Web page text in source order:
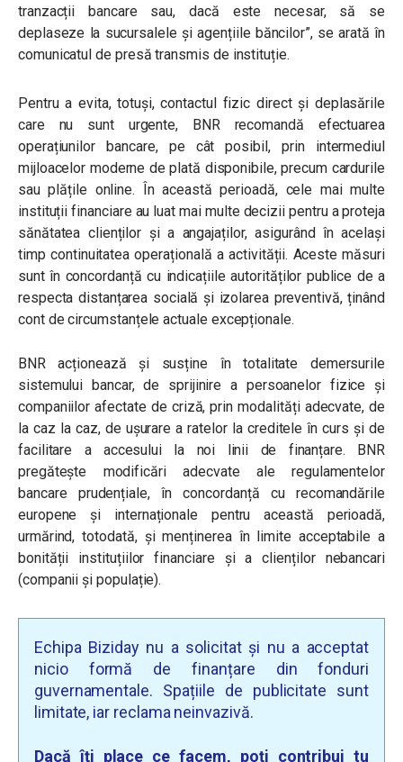
tranzacții bancare sau, dacă este necesar, să se
deplaseze la sucursalele și agențiile băncilor”, se arată în
comunicatul de presă transmis de instituție.
Pentru a evita, totuși, contactul fizic direct și deplasările
care nu sunt urgente, BNR recomandă efectuarea
operațiunilor bancare, pe cât posibil, prin intermediul
mijloacelor moderne de plată disponibile, precum cardurile
sau plățile online. În această perioadă, cele mai multe
instituții financiare au luat mai multe decizii pentru a proteja
sănătatea clienților și a angajaților, asigurând în același
timp continuitatea operațională a activității. Aceste măsuri
sunt în concordanță cu indicațiile autorităților publice de a
respecta distanțarea socială și izolarea preventivă, ținând
cont de circumstanțele actuale excepționale.
BNR acționează și susține în totalitate demersurile
sistemului bancar, de sprijinire a persoanelor fizice și
companiilor afectate de criză, prin modalități adecvate, de
la caz la caz, de ușurare a ratelor la creditele în curs și de
facilitare a accesului la noi linii de finanțare. BNR
pregătește modificări adecvate ale regulamentelor
bancare prudențiale, în concordanță cu recomandările
europene și internaționale pentru această perioadă,
urmărind, totodată, și menținerea în limite acceptabile a
bonității instituțiilor financiare și a clienților nebancari
(companii și populație).
Echipa Biziday nu a solicitat și nu a acceptat
nicio formă de finanțare din fonduri
guvernamentale. Spațiile de publicitate sunt
limitate, iar reclama neinvazivă.
Dacă îți place ce facem, poți contribui tu